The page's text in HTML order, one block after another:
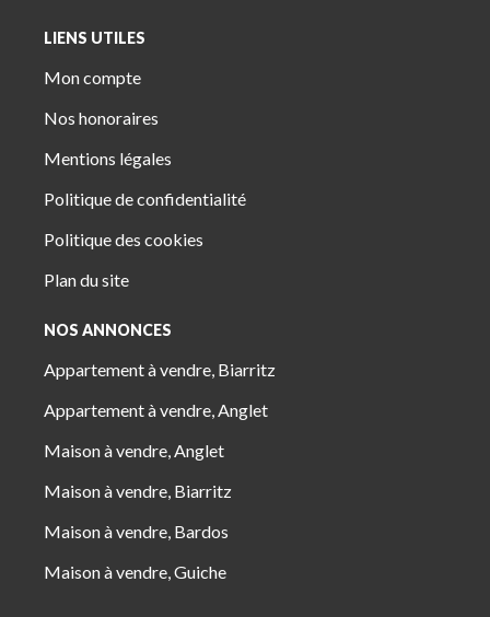
LIENS UTILES
Mon compte
Nos honoraires
Mentions légales
Politique de confidentialité
Politique des cookies
Plan du site
NOS ANNONCES
Appartement à vendre, Biarritz
Appartement à vendre, Anglet
Maison à vendre, Anglet
Maison à vendre, Biarritz
Maison à vendre, Bardos
Maison à vendre, Guiche